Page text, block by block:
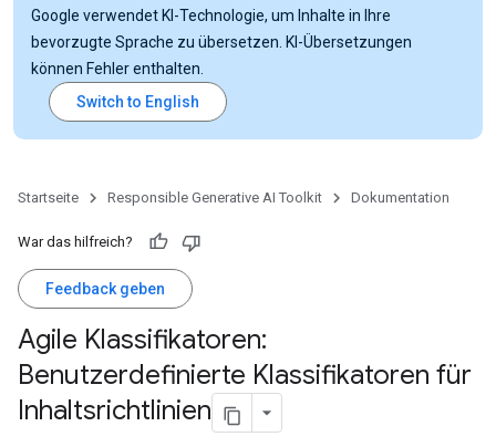
Google verwendet KI-Technologie, um Inhalte in Ihre
bevorzugte Sprache zu übersetzen. KI-Übersetzungen
können Fehler enthalten.
Startseite Responsible Generative AI Toolkit Dokumentation
War das hilfreich?
Feedback geben
Agile Klassifikatoren:
Benutzerdefinierte Klassifikatoren für
Inhaltsrichtlinien